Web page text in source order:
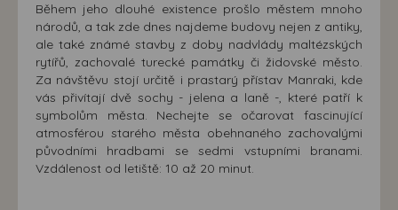
Během jeho dlouhé existence prošlo městem mnoho
národů, a tak zde dnes najdeme budovy nejen z antiky,
ale také známé stavby z doby nadvlády maltézských
rytířů, zachovalé turecké památky či židovské město.
Za návštěvu stojí určitě i prastarý přístav Manraki, kde
vás přivítají dvě sochy - jelena a laně -, které patří k
symbolům města. Nechejte se očarovat fascinující
atmosférou starého města obehnaného zachovalými
původními hradbami se sedmi vstupními branami.
Vzdálenost od letiště: 10 až 20 minut.